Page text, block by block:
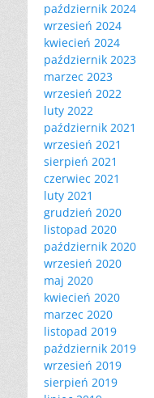
październik 2024
wrzesień 2024
kwiecień 2024
październik 2023
marzec 2023
wrzesień 2022
luty 2022
październik 2021
wrzesień 2021
sierpień 2021
czerwiec 2021
luty 2021
grudzień 2020
listopad 2020
październik 2020
wrzesień 2020
maj 2020
kwiecień 2020
marzec 2020
listopad 2019
październik 2019
wrzesień 2019
sierpień 2019